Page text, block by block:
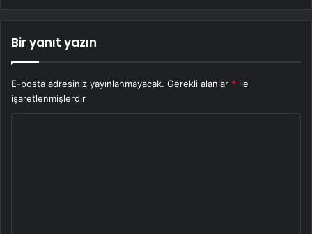
Bir yanıt yazın
E-posta adresiniz yayınlanmayacak. Gerekli alanlar * ile
işaretlenmişlerdir